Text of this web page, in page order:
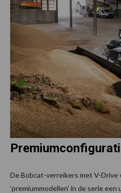
De Bobcat-verreikers met V-Drive
‘premiummodellen’ in de serie